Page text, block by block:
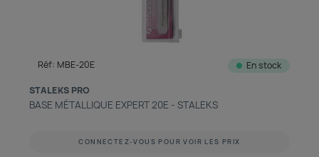
Réf: MBE-20E En stock
STALEKS PRO
BASE MÉTALLIQUE EXPERT 20E - STALEKS
CONNECTEZ-VOUS POUR VOIR LES PRIX